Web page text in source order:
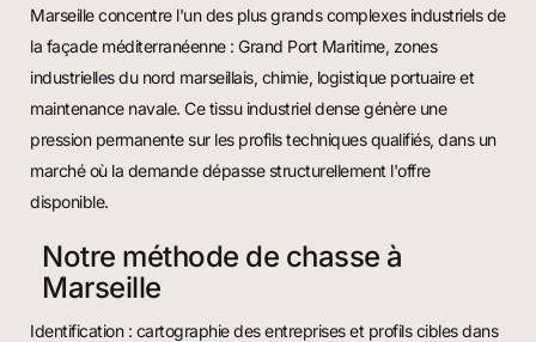
Marseille concentre l'un des plus grands complexes industriels de
la façade méditerranéenne : Grand Port Maritime, zones
industrielles du nord marseillais, chimie, logistique portuaire et
maintenance navale. Ce tissu industriel dense génère une
pression permanente sur les profils techniques qualifiés, dans un
marché où la demande dépasse structurellement l'offre
disponible.
Notre méthode de chasse à
Marseille
Identification : cartographie des entreprises et profils cibles dans